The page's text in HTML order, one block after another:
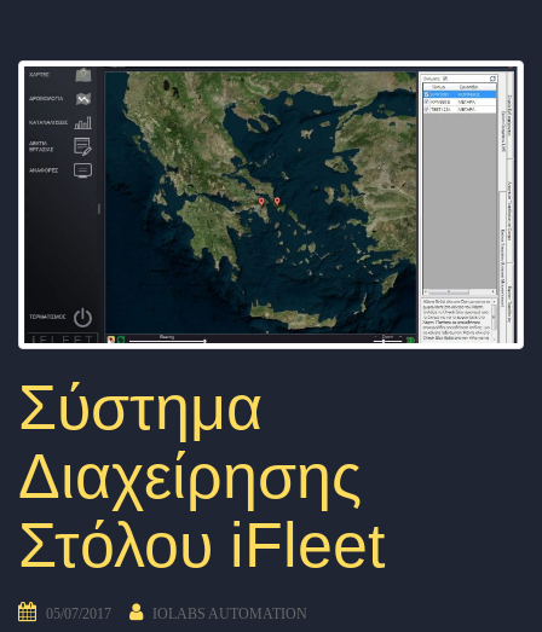
Σύστημα
Διαχείρησης
Στόλου iFleet
05/07/2017 IOLABS AUTOMATION